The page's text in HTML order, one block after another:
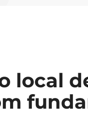
local